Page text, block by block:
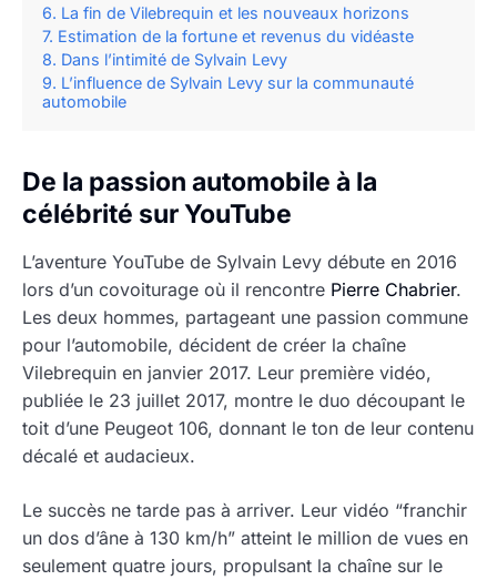
La fin de Vilebrequin et les nouveaux horizons
Estimation de la fortune et revenus du vidéaste
Dans l’intimité de Sylvain Levy
L’influence de Sylvain Levy sur la communauté
automobile
De la passion automobile à la
célébrité sur YouTube
L’aventure YouTube de Sylvain Levy débute en 2016
lors d’un covoiturage où il rencontre Pierre Chabrier.
Les deux hommes, partageant une passion commune
pour l’automobile, décident de créer la chaîne
Vilebrequin en janvier 2017. Leur première vidéo,
publiée le 23 juillet 2017, montre le duo découpant le
toit d’une Peugeot 106, donnant le ton de leur contenu
décalé et audacieux.
Le succès ne tarde pas à arriver. Leur vidéo “franchir
un dos d’âne à 130 km/h” atteint le million de vues en
seulement quatre jours, propulsant la chaîne sur le